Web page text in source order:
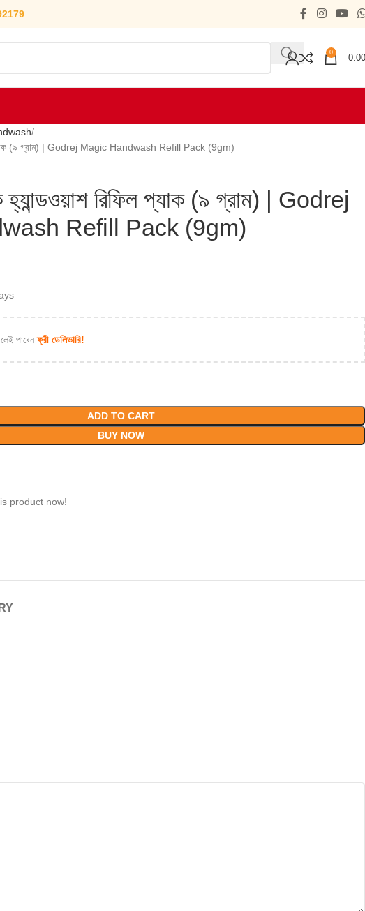
0
0.00
প্যাক (৯ গ্রাম) | Godrej Magic Handwash Refill Pack (9gm)
হ্যান্ডওয়াশ রিফিল প্যাক (৯ গ্রাম) | Godrej
Refill Pack (9gm)
পাবেনফ্রী ডেলিভারি!
ADD TO CART
BUY NOW
product now!